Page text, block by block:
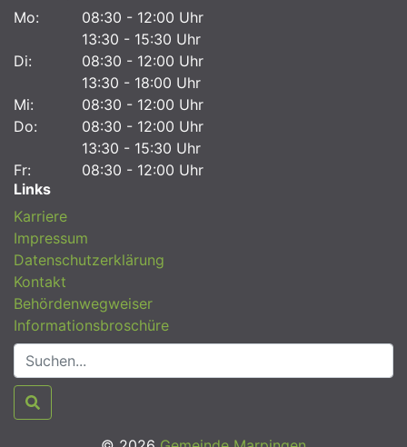
Mo:
08:30 - 12:00 Uhr
13:30 - 15:30 Uhr
Di:
08:30 - 12:00 Uhr
13:30 - 18:00 Uhr
Mi:
08:30 - 12:00 Uhr
Do:
08:30 - 12:00 Uhr
13:30 - 15:30 Uhr
Fr:
08:30 - 12:00 Uhr
Links
Karriere
Impressum
Datenschutzerklärung
Kontakt
Behördenwegweiser
Informationsbroschüre